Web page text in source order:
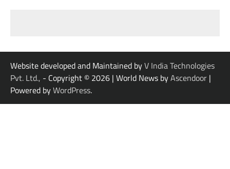
Website developed and Maintained byV India Technologies
Pvt. Ltd., - Copyright © 2026 | World News byAscendoor |
Powered byWordPress.